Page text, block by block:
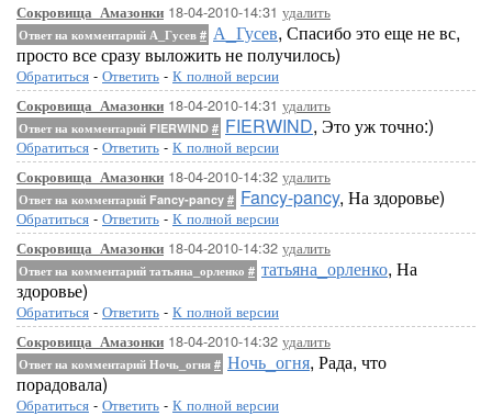
Сокровища_Амазонки 18-04-2010-14:31 удалить
Ответ на комментарий А_Гусев # А_Гусев, Спасибо это еще не вс,
просто все сразу выложить не получилось)
Обратиться - Ответить - К полной версии
Сокровища_Амазонки 18-04-2010-14:31 удалить
Ответ на комментарий FIERWIND # FIERWIND, Это уж точно:)
Обратиться - Ответить - К полной версии
Сокровища_Амазонки 18-04-2010-14:32 удалить
Ответ на комментарий Fancy-pancy # Fancy-pancy, На здоровье)
Обратиться - Ответить - К полной версии
Сокровища_Амазонки 18-04-2010-14:32 удалить
Ответ на комментарий татьяна_орленко # татьяна_орленко, На
здоровье)
Обратиться - Ответить - К полной версии
Сокровища_Амазонки 18-04-2010-14:32 удалить
Ответ на комментарий Ночь_огня # Ночь_огня, Рада, что
порадовала)
Обратиться - Ответить - К полной версии